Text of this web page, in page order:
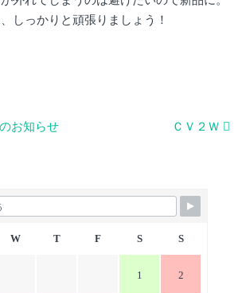
しっかりと頑張りましょう！
お知らせ ＣＶ２Ｗ
W T F S S
1 2